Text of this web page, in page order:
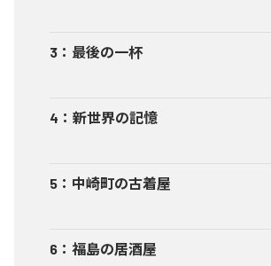
3 ： 最後の一杯
4 ： 新世界の記憶
5 ： 中崎町の古着屋
6 ： 福島の居酒屋